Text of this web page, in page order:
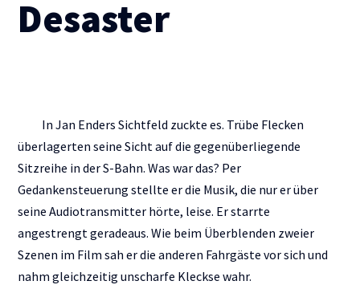
Desaster
In Jan Enders Sichtfeld zuckte es. Trübe Flecken
überlagerten seine Sicht auf die gegenüberliegende
Sitzreihe in der S-Bahn. Was war das? Per
Gedankensteuerung stellte er die Musik, die nur er über
seine Audiotransmitter hörte, leise. Er starrte
angestrengt geradeaus. Wie beim Überblenden zweier
Szenen im Film sah er die anderen Fahrgäste vor sich und
nahm gleichzeitig unscharfe Kleckse wahr.